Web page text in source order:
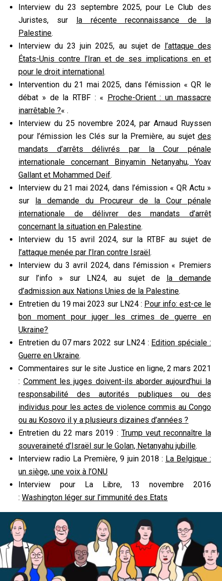
Interview du 23 septembre 2025, pour Le Club des
Juristes, sur
la récente reconnaissance de la
Palestine.
Interview du 23 juin 2025, au sujet de
l’attaque des
États-Unis contre l’Iran et de ses implications en et
pour le droit international.
Intervention du 21 mai 2025, dans l’émission « QR le
débat » de la RTBF : «
Proche-Orient : un massacre
inarrêtable ?« .
Interview du 25 novembre 2024, par Arnaud Ruyssen
pour l’émission les Clés sur la Première, au sujet des
mandats d’arrêts délivrés par la Cour pénale
internationale concernant Binyamin Netanyahu, Yoav
Gallant et Mohammed Deif.
Interview du 21 mai 2024, dans l’émission « QR Actu »
sur
la demande du Procureur de la Cour pénale
internationale de délivrer des mandats d’arrêt
concernant la situation en Palestine.
Interview du 15 avril 2024, sur la RTBF au sujet de
l’attaque menée par l’Iran contre Israël.
Interview du 3 avril 2024, dans l’émission « Premiers
sur l’info » sur LN24, au sujet de
la demande
d’admission aux Nations Unies de la Palestine.
Entretien du 19 mai 2023 sur LN24 : Pour info: est-ce le
bon moment pour juger les crimes de guerre en
Ukraine?
Entretien du 07 mars 2022 sur LN24 : Edition spéciale :
Guerre en Ukraine.
Commentaires sur le site Justice en ligne, 2 mars 2021
: Comment les juges doivent-ils aborder aujourd’hui la
responsabilité des autorités publiques ou des
individus pour les actes de violence commis au Congo
ou au Kosovo il y a plusieurs dizaines d’années ?
Entretien du 22 mars 2019 : Trump veut reconnaître la
souveraineté d’Israël sur le Golan, Netanyahu jubille.
Interview radio La Première, 9 juin 2018 : La Belgique :
un siège, une voix à l’ONU
Interview pour La Libre, 13 novembre 2016
:Washington léger sur l’immunité des Etats